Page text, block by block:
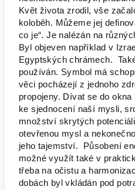
Květ života zrodil, vše
koloběh. Můžeme jej
co je“. Je nalézán na
Byl objeven například v
Egyptských chrámech.
používán. Symbol má
věci pocházejí z jednoho
propojeny. Dívat se do
ke sjednocení naší mysli,
množství skrytých
otevřenou mysl a
jeho tajemství. Působení
možné využít také v
třeba na očistu a
dobách byl vkládán pod